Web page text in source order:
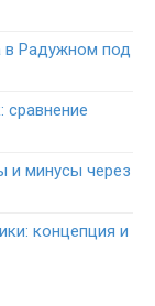
в Радужном под
сравнение
и минусы через
концепция и